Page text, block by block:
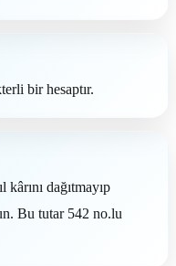
bir hesaptır.
dağıtmayıp
Bu tutar 542 no.lu